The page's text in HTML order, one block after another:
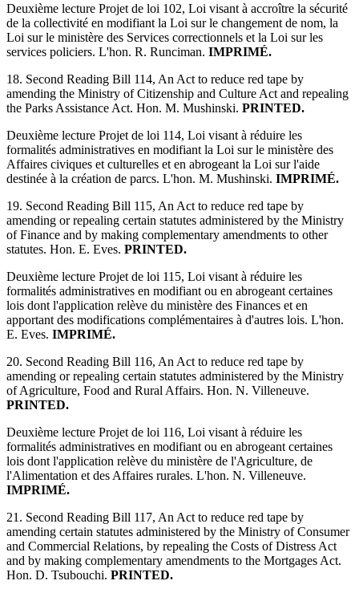
Deuxième lecture Projet de loi 102, Loi visant à accroître la sécurité
de la collectivité en modifiant la Loi sur le changement de nom, la
Loi sur le ministère des Services correctionnels et la Loi sur les
services policiers. L'hon. R. Runciman. IMPRIMÉ.
18. Second Reading Bill 114, An Act to reduce red tape by
amending the Ministry of Citizenship and Culture Act and repealing
the Parks Assistance Act. Hon. M. Mushinski. PRINTED.
Deuxième lecture Projet de loi 114, Loi visant à réduire les
formalités administratives en modifiant la Loi sur le ministère des
Affaires civiques et culturelles et en abrogeant la Loi sur l'aide
destinée à la création de parcs. L'hon. M. Mushinski. IMPRIMÉ.
19. Second Reading Bill 115, An Act to reduce red tape by
amending or repealing certain statutes administered by the Ministry
of Finance and by making complementary amendments to other
statutes. Hon. E. Eves. PRINTED.
Deuxième lecture Projet de loi 115, Loi visant à réduire les
formalités administratives en modifiant ou en abrogeant certaines
lois dont l'application relève du ministère des Finances et en
apportant des modifications complémentaires à d'autres lois. L'hon.
E. Eves. IMPRIMÉ.
20. Second Reading Bill 116, An Act to reduce red tape by
amending or repealing certain statutes administered by the Ministry
of Agriculture, Food and Rural Affairs. Hon. N. Villeneuve.
PRINTED.
Deuxième lecture Projet de loi 116, Loi visant à réduire les
formalités administratives en modifiant ou en abrogeant certaines
lois dont l'application relève du ministère de l'Agriculture, de
l'Alimentation et des Affaires rurales. L'hon. N. Villeneuve.
IMPRIMÉ.
21. Second Reading Bill 117, An Act to reduce red tape by
amending certain statutes administered by the Ministry of Consumer
and Commercial Relations, by repealing the Costs of Distress Act
and by making complementary amendments to the Mortgages Act.
Hon. D. Tsubouchi. PRINTED.